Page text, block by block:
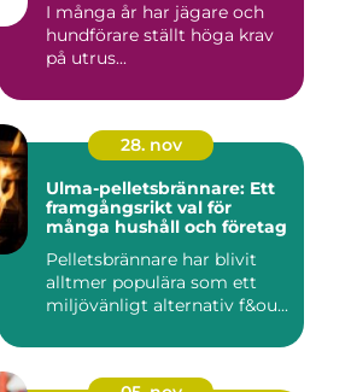
I många år har jägare och
hundförare ställt höga krav
på utrus...
28. nov
Ulma-pelletsbrännare: Ett
framgångsrikt val för
många hushåll och företag
Pelletsbrännare har blivit
alltmer populära som ett
miljövänligt alternativ f&ou...